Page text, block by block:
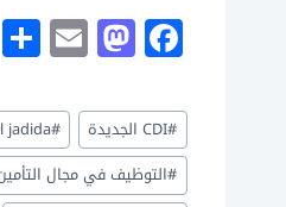
F
a
c
e
b
M
a
st
o
d
E
m
ai
l
وسوم
المقال:
#CDI الجديدة #
jadida
#التوظيف في مجال